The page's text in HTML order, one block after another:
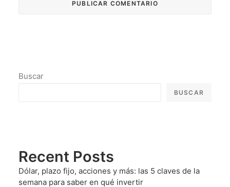
Buscar
BUSCAR
Recent Posts
Dólar, plazo fijo, acciones y más: las 5 claves de la
semana para saber en qué invertir